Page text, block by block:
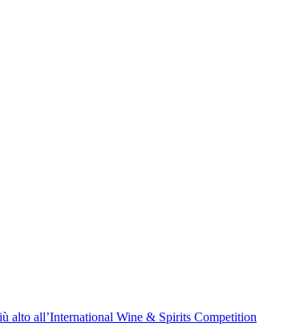
alto all’International Wine & Spirits Competition